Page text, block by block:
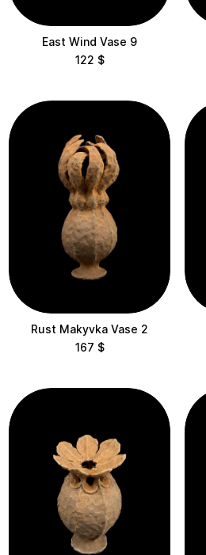
Східний Вітер
Флора
Обереги
Гарбузи
Очерет
Самадхі
Шишки
Сталагміти
East Wind Vase 9
122 $
Rust Makyvka Vase 2
167 $